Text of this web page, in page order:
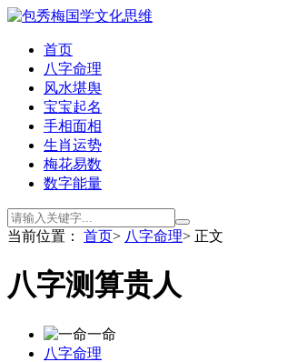
首页
八字命理
风水堪舆
宝宝起名
手相面相
生肖运势
梅花易数
数字能量
当前位置： 首页> 八字命理> 正文
八字测算贵人
一命
八字命理